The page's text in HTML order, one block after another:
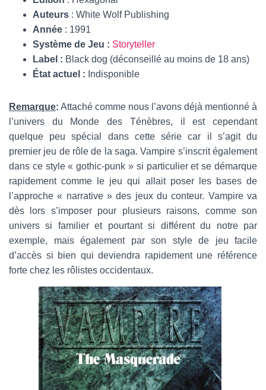
Auteurs : White Wolf Publishing
Année : 1991
Système de Jeu : Storyteller
Label : Black dog (déconseillé au moins de 18 ans)
État actuel : Indisponible
Remarque: Attaché comme nous l’avons déjà mentionné à
l’univers du Monde des Ténèbres, il est cependant
quelque peu spécial dans cette série car il s’agit du
premier jeu de rôle de la saga. Vampire s’inscrit également
dans ce style « gothic-punk » si particulier et se démarque
rapidement comme le jeu qui allait poser les bases de
l’approche « narrative » des jeux du conteur. Vampire va
dès lors s’imposer pour plusieurs raisons, comme son
univers si familier et pourtant si différent du notre par
exemple, mais également par son style de jeu facile
d’accès si bien qui deviendra rapidement une référence
forte chez les rôlistes occidentaux.